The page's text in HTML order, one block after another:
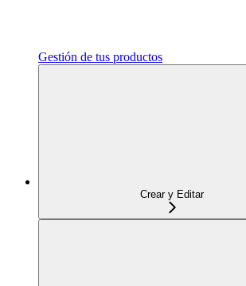
Gestión de tus productos
Crear y Editar